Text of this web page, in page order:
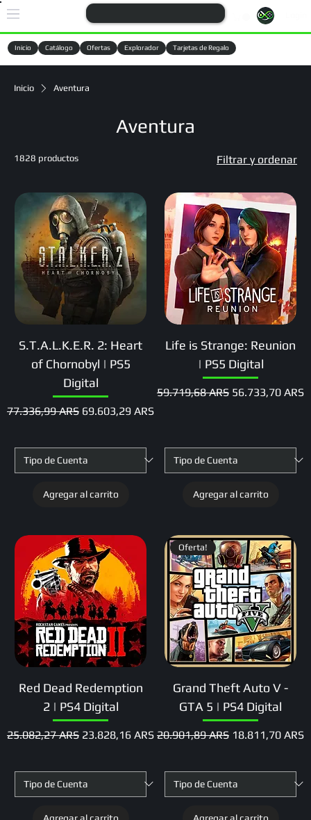
Inicio Catálogo Ofertas Explorador Tarjetas de Regalo
Inicio Aventura
Aventura
1828 productos Filtrar y ordenar
S.T.A.L.K.E.R. 2: Heart
of Chornobyl | PS5
Digital
Precio
77.336,99 ARS Precio de oferta
69.603,29 ARS
Agregar al carrito
Life is Strange: Reunion
| PS5 Digital
Precio
59.719,68 ARS Precio de oferta
56.733,70 ARS
Agregar al carrito
Red Dead Redemption
2 | PS4 Digital
Precio
25.082,27 ARS Precio de oferta
23.828,16 ARS
Oferta!
Grand Theft Auto V -
GTA 5 | PS4 Digital
Precio
20.901,89 ARS Precio de oferta
18.811,70 ARS